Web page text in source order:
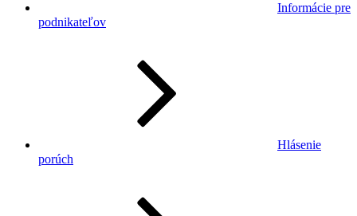
Informácie pre
podnikateľov
Hlásenie
porúch